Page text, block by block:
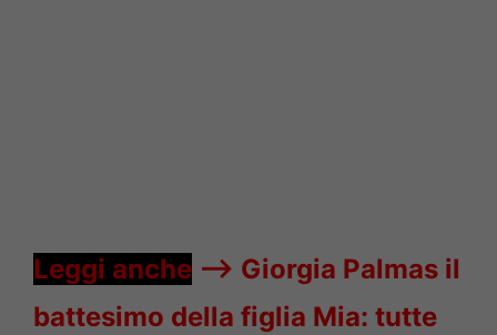
Leggi anche —-> Giorgia Palmas il
battesimo della figlia Mia: tutte